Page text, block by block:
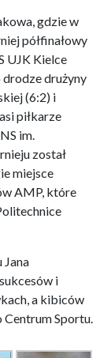
gdzie w
półfinałowy
UJK Kielce
drużyny
(6:2) i
piłkarze
im.
został
miejsce
AMP, które
i
a kibiców
Sportu.